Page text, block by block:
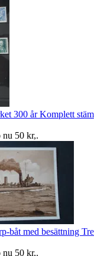
300 år Komplett
nu 50 kr,.
båt med besättning
nu 50 kr,.